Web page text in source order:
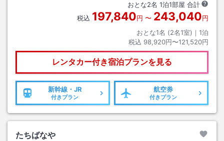
おとな2名 1泊1部屋 合計
税込 197,840円 〜 243,040円
おとな1名 (2名1室)｜ 1泊
税込 98,920円〜121,520円
レンタカー付き宿泊プランを見る
新幹線・JR
付きプラン
航空券
付きプラン
たちばなや